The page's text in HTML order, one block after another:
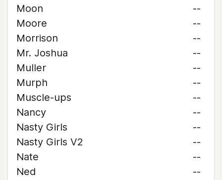
Moon
--
Moore
--
Morrison
--
Mr. Joshua
--
Muller
--
Murph
--
Muscle-ups
--
Nancy
--
Nasty Girls
--
Nasty Girls V2
--
Nate
--
Ned
--